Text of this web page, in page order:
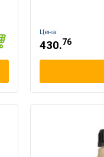
Цена:
430.76